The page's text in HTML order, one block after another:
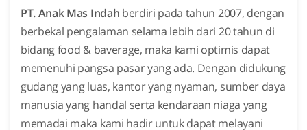
PT. Anak Mas Indah berdiri pada tahun 2007, dengan
berbekal pengalaman selama lebih dari 20 tahun di
bidang food & baverage, maka kami optimis dapat
memenuhi pangsa pasar yang ada. Dengan didukung
gudang yang luas, kantor yang nyaman, sumber daya
manusia yang handal serta kendaraan niaga yang
memadai maka kami hadir untuk dapat melayani